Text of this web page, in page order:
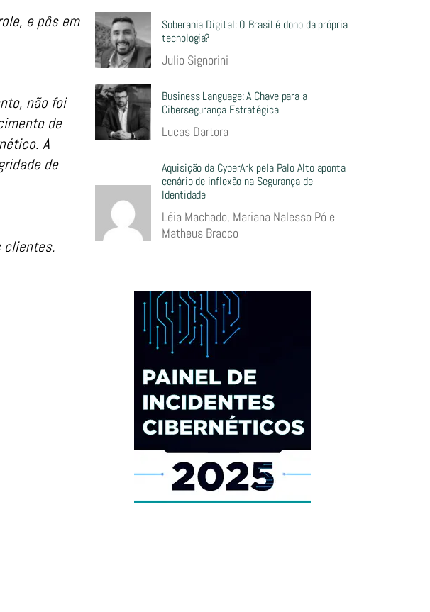
e pôs em
não foi
de
A
de
clientes.
Soberania Digital: O Brasil é dono da própria
tecnologia?
Julio Signorini
Business Language: A Chave para a
Cibersegurança Estratégica
Lucas Dartora
Aquisição da CyberArk pela Palo Alto aponta
cenário de inflexão na Segurança de
Identidade
Léia Machado, Mariana Nalesso Pó e
Matheus Bracco